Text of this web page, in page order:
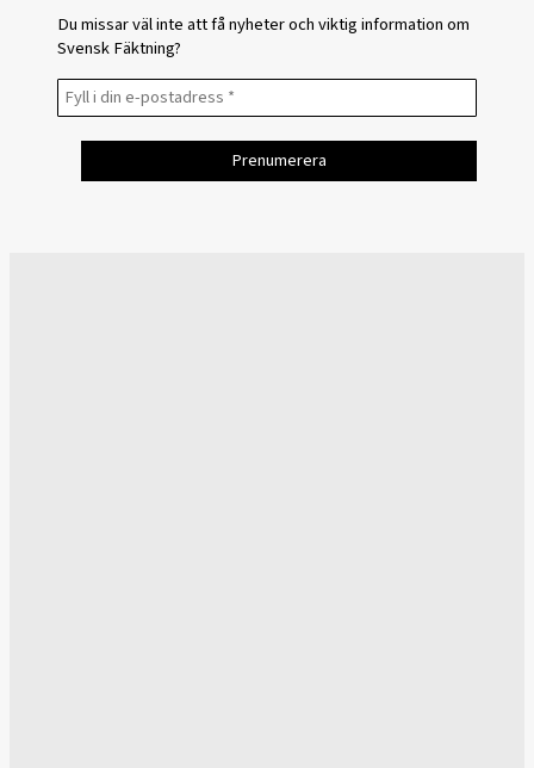
Du missar väl inte att få nyheter och viktig information om
Svensk Fäktning?